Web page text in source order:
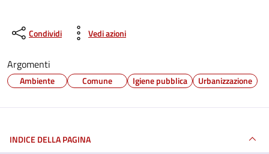
Condividi Vedi azioni
Argomenti
Ambiente Comune Igiene pubblica Urbanizzazione
INDICE DELLA PAGINA